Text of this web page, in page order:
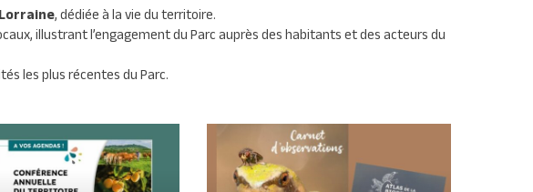
, dédiée à la vie du territoire.
illustrant l’engagement du Parc auprès des habitants et des acteurs du
les plus récentes du Parc.